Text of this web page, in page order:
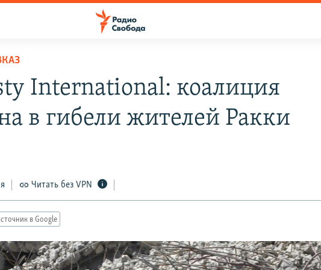
International: коалиция
в гибели жителей Ракки
Читать без VPN
в Google